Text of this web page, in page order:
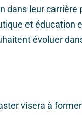
dans leur
et éducation
évoluer
visera à